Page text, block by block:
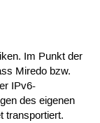
Im Punkt der
Miredo bzw.
IPv6-
des eigenen
transportiert.